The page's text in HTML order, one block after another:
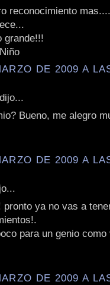
reconocimiento
grande!!!
DE 2009 A
Bueno, me alegro
DE 2009 A
pronto ya no vas a
para un genio como
DE 2009 A